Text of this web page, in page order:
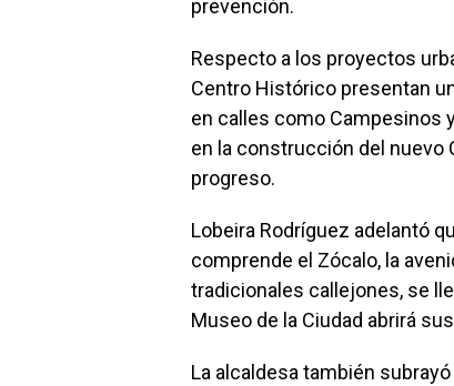
prevención.
Respecto a los proyectos
Centro Histórico presentan
en calles como Campesinos
en la construcción del nuevo
progreso.
Lobeira Rodríguez adelantó
comprende el Zócalo, la
tradicionales callejones, se
Museo de la Ciudad abrirá
La alcaldesa también